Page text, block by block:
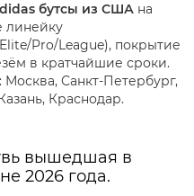
бутсы из США на
линейку
Pro/League), покрытие
в кратчайшие сроки.
Москва, Санкт-Петербург,
Краснодар.
вышедшая в
2026 года.